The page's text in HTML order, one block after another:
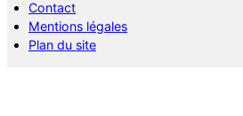
Contact
Mentions légales
Plan du site